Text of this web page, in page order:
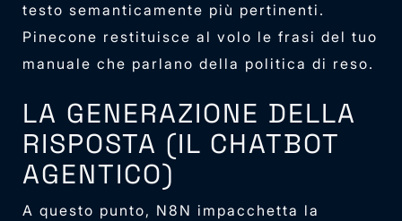
testo semanticamente più pertinenti.
Pinecone restituisce al volo le frasi del tuo
manuale che parlano della politica di reso.
LA GENERAZIONE DELLA
RISPOSTA (IL CHATBOT
AGENTICO)
A questo punto, N8N impacchetta la